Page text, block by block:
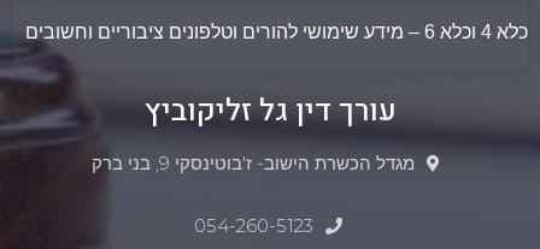
כלא 4 וכלא 6 – מידע שימושי להורים וטלפונים ציבוריים וחשובים
עורך דין גל זליקוביץ
מגדל הכשרת הישוב- ז'בוטינסקי 9, בני ברק
054-260-5123​